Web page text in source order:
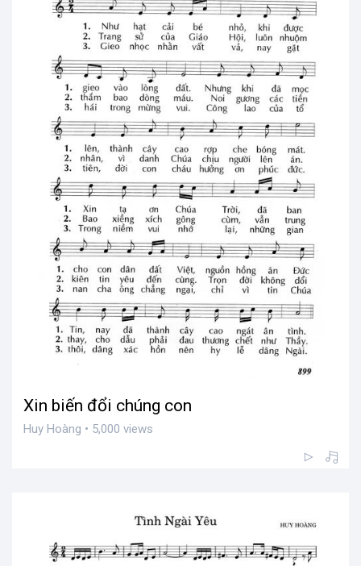
Xin biến đổi chúng con
Huy Hoàng • 5,000 views